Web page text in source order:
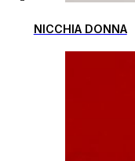
NICCHIA DONNA